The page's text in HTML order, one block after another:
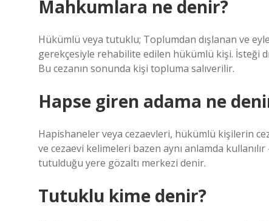
Mahkumlara ne denir?
Hükümlü veya tutuklu; Toplumdan dışlanan ve
gerekçesiyle rehabilite edilen hükümlü kişi. İsteği
Bu cezanın sonunda kişi topluma salıverilir.
Hapse giren adama ne
Hapishaneler veya cezaevleri, hükümlü kişilerin
ve cezaevi kelimeleri bazen aynı anlamda
tutulduğu yere gözaltı merkezi denir.
Tutuklu kime denir?